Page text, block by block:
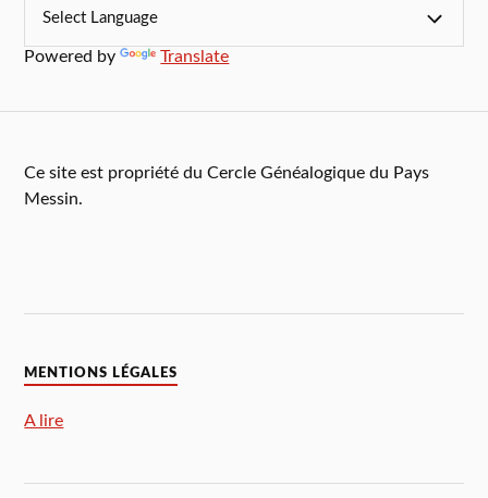
Powered by Translate
Ce site est propriété du Cercle Généalogique du Pays
Messin.
MENTIONS LÉGALES
A lire